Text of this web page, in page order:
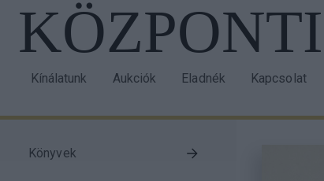
Ugrás
tartalomra
navigation
Kínálatunk Aukciók Eladnék Kapcsolat
Könyvek